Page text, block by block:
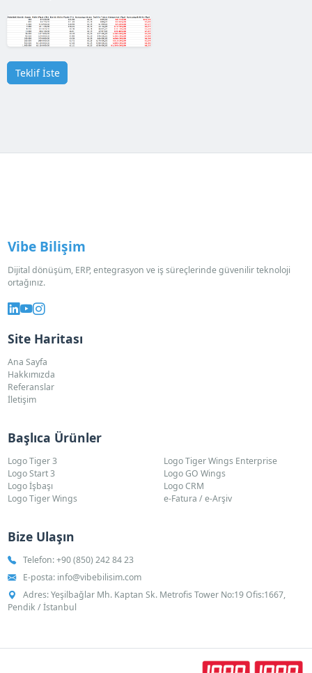
Teklif İste
Vibe Bilişim
Dijital dönüşüm, ERP, entegrasyon ve iş süreçlerinde güvenilir teknoloji
ortağınız.
Site Haritası
Ana Sayfa
Hakkımızda
Referanslar
İletişim
Başlıca Ürünler
Logo Tiger 3
Logo Start 3
Logo İşbaşı
Logo Tiger Wings
Logo Tiger Wings Enterprise
Logo GO Wings
Logo CRM
e-Fatura / e-Arşiv
Bize Ulaşın
Telefon:+90 (850) 242 84 23
E-posta: info@vibebilisim.com
Adres: Yeşilbağlar Mh. Kaptan Sk. Metrofis Tower No:19 Ofis:1667,
Pendik / İstanbul